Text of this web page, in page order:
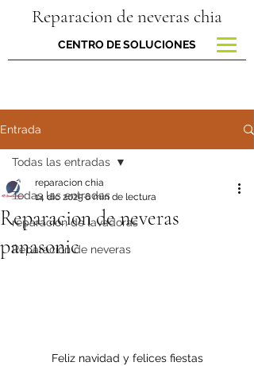
Reparacion de neveras chia
CENTRO DE SOLUCIONES
Entrada
Todas las entradas
reparacion de lavadoras
Reparación de neveras
Todas las entradas
Reparacion de neveras
panasonic
reparacion chia
14 dic 20256 min de lectura
Feliz navidad y felices fiestas